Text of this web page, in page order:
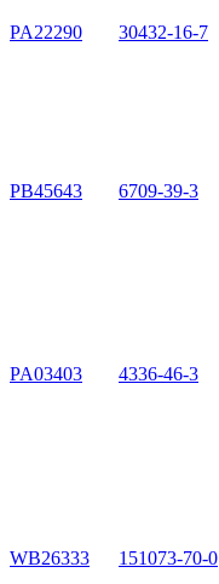
PA22290 30432-16-7
PB45643 6709-39-3
PA03403 4336-46-3
WB26333 151073-70-0